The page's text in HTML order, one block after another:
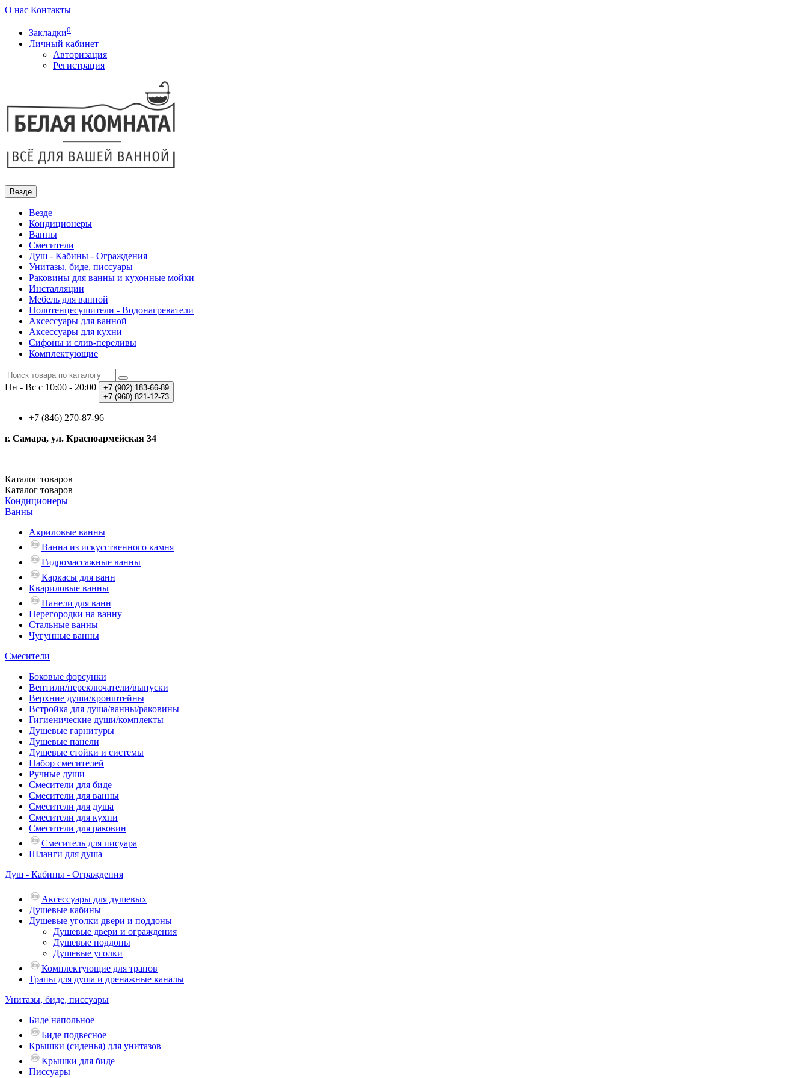
О нас Контакты
Закладки0
Личный кабинет
Авторизация
Регистрация
Везде
Везде
Кондиционеры
Ванны
Смесители
Душ - Кабины - Ограждения
Унитазы, биде, писсуары
Раковины для ванны и кухонные мойки
Инсталляции
Мебель для ванной
Полотенцесушители - Водонагреватели
Аксессуары для ванной
Аксессуары для кухни
Сифоны и слив-переливы
Комплектующие
Пн - Вс с 10:00 - 20:00 +7 (902) 183-66-89
+7 (960) 821-12-73
+7 (846) 270-87-96
г. Самара, ул. Красноармейская 34
Каталог товаров
Каталог товаров
Кондиционеры
Ванны
Акриловые ванны
Ванна из искусственного камня
Гидромассажные ванны
Каркасы для ванн
Квариловые ванны
Панели для ванн
Перегородки на ванну
Стальные ванны
Чугунные ванны
Смесители
Боковые форсунки
Вентили/переключатели/выпуски
Верхние души/кронштейны
Встройка для душа/ванны/раковины
Гигиенические души/комплекты
Душевые гарнитуры
Душевые панели
Душевые стойки и системы
Набор смесителей
Ручные души
Смесители для биде
Смесители для ванны
Смесители для душа
Смесители для кухни
Смесители для раковин
Смеситель для писуара
Шланги для душа
Душ - Кабины - Ограждения
Аксессуары для душевых
Душевые кабины
Душевые уголки двери и поддоны
Душевые двери и ограждения
Душевые поддоны
Душевые уголки
Комплектующие для трапов
Трапы для душа и дренажные каналы
Унитазы, биде, писсуары
Биде напольное
Биде подвесное
Крышки (сиденья) для унитазов
Крышки для биде
Писсуары